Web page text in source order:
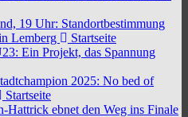
19 Uhr: Standortbestimmung
Lemberg
Startseite
Ein Projekt, das Spannung
2025: No bed of
Startseite
Hattrick ebnet den Weg ins Finale